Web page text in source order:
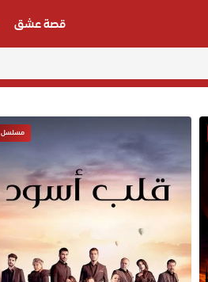
قصة عشق
مسلسل